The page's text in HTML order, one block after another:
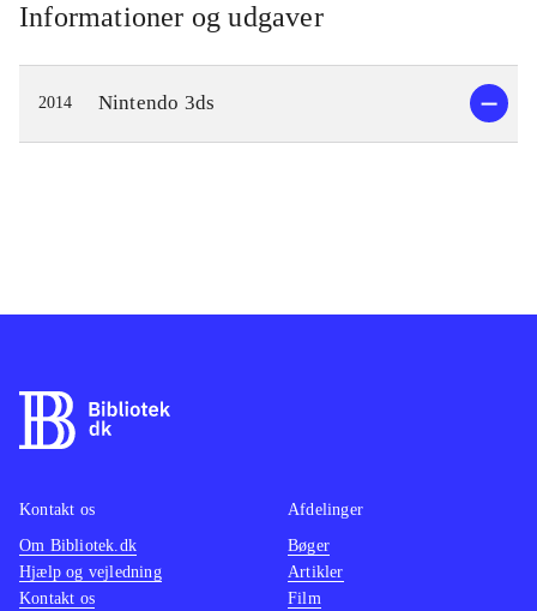
Informationer og udgaver
2014 Nintendo 3ds
Kontakt os
Om Bibliotek.dk
Hjælp og vejledning
Kontakt os
Afdelinger
Bøger
Artikler
Film